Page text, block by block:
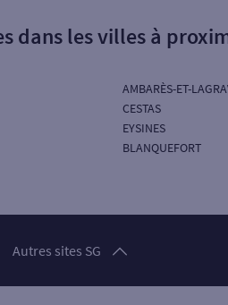
dans les villes à
AMBARÈS-ET-
CESTAS
EYSINES
BLANQUEFORT
Autres sites SG